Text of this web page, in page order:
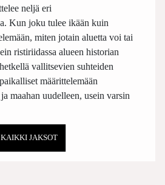
neljä eri
Kun joku tulee ikään kuin
miten jotain aluetta voi tai
ristiriidassa alueen historian
vallitsevien suhteiden
määrittelemään
maahan uudelleen, usein varsin
KAIKKI JAKSOT